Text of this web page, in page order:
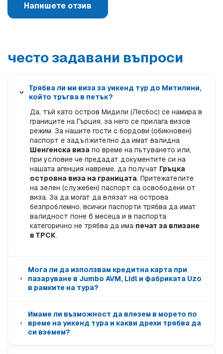
Напишете отзив
често задавани въпроси
Трябва ли ми виза за уикенд тур до Митилини,
който тръгва в петък?
Да, тъй като остров Мидили (Лесбос) се намира в
границите на Гърция, за него се прилага визов
режим. За нашите гости с бордови (обикновен)
паспорт е задължително да имат валидна
Шенгенска виза по време на пътуването или,
при условие че предадат документите си на
нашата агенция навреме, да получат Гръцка
островна виза на границата. Притежателите
на зелен (служебен) паспорт са освободени от
виза. За да могат да влязат на острова
безпроблемно, всички паспорти трябва да имат
валидност поне 6 месеца и в паспорта
категорично не трябва да има печат за влизане
в ТРСК.
Мога ли да използвам кредитна карта при
пазаруване в Jumbo AVM, Lidl и фабриката Uzo
в рамките на тура?
Имаме ли възможност да влезем в морето по
време на уикенд тура и какви дрехи трябва да
си вземем?